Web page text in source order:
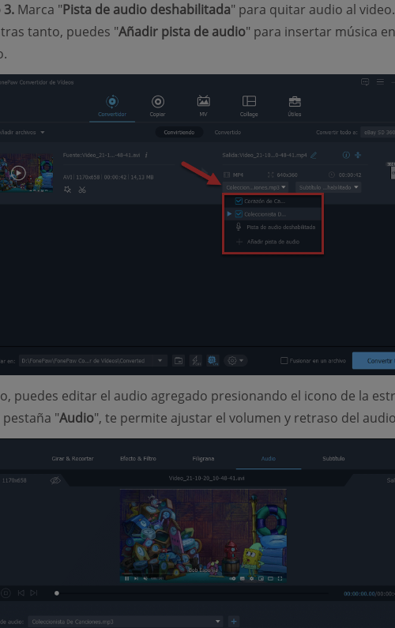
3.Marca "Pista de audio deshabilitada" para quitar audio al video.
tanto, puedes "Añadir pista de audio" para insertar música
puedes editar el audio agregado presionando el icono de la
pestaña "Audio", te permite ajustar el volumen y retraso del